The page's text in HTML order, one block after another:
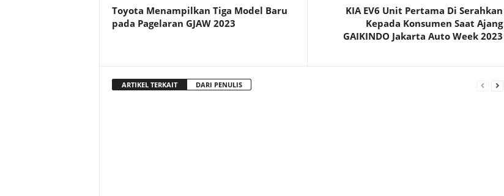
Toyota Menampilkan Tiga Model Baru
pada Pagelaran GJAW 2023
KIA EV6 Unit Pertama Di Serahkan
Kepada Konsumen Saat Ajang
GAIKINDO Jakarta Auto Week 2023
ARTIKEL TERKAIT DARI PENULIS